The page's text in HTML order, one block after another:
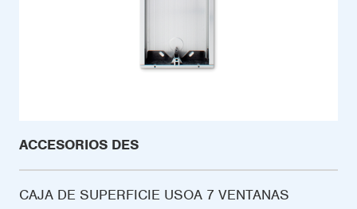
ACCESORIOS DES
CAJA DE SUPERFICIE USOA 7 VENTANAS